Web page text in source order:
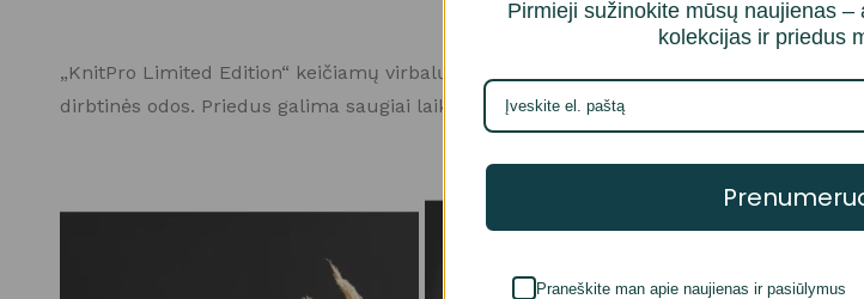
„KnitPro Limited Edition“ keičiamų virbalų rinkinys „Karbonz Elan“ su apvaliais
dirbtinės odos. Priedus galima saugiai laikyti pridedamame užtraukiamame
Pirmieji sužinokite mūsų naujienas –
kolekcijas ir priedus
Praneškite man apie naujienas ir pasiūlymus